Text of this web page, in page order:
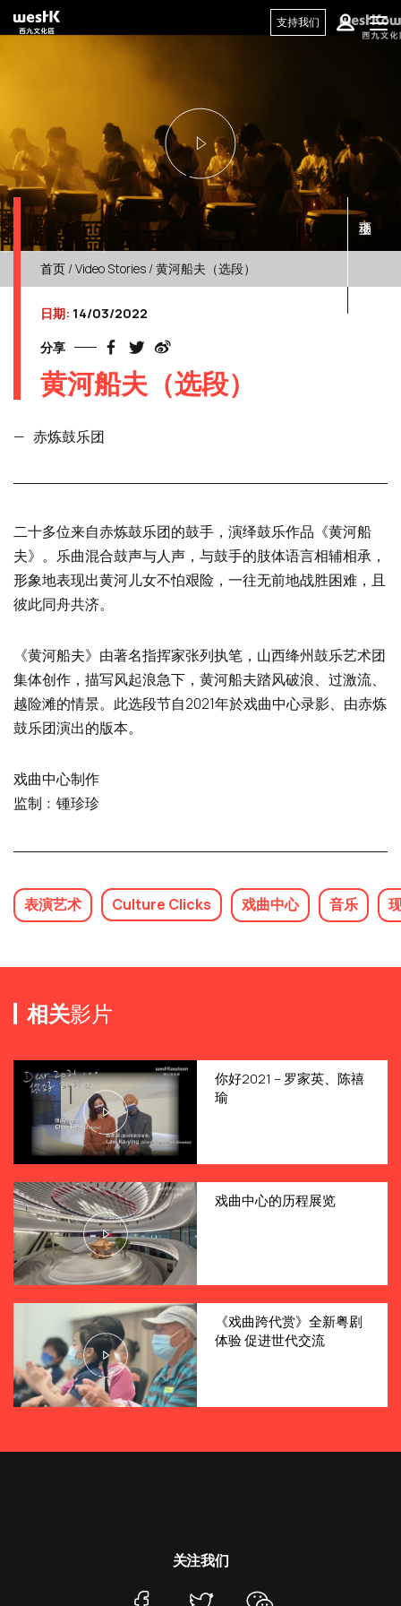
支持我们
首页 /Video Stories / 黄河船夫（选段）
日期: 14/03/2022
分享
黄河船夫（选段）
— 赤炼鼓乐团
二十多位来自赤炼鼓乐团的鼓手，演绎鼓乐作品《黄河船
夫》。乐曲混合鼓声与人声，与鼓手的肢体语言相辅相承，
形象地表现出黄河儿女不怕艰险，一往无前地战胜困难，且
彼此同舟共济。
《黄河船夫》由著名指挥家张列执笔，山西绛州鼓乐艺术团
集体创作，描写风起浪急下，黄河船夫踏风破浪、过激流、
越险滩的情景。此选段节自2021年於戏曲中心录影、由赤炼
鼓乐团演出的版本。
戏曲中心制作
监制﹕锺珍珍
表演艺术 Culture Clicks 戏曲中心 音乐
相关影片
你好2021 – 罗家英、陈禧
瑜
戏曲中心的历程展览
《戏曲跨代赏》全新粤剧
体验 促进世代交流
关注我们